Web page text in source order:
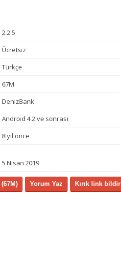
2.2.5
Ücretsiz
Türkçe
67M
DenizBank
Android 4.2 ve sonrası
8 yıl önce
5 Nisan 2019
Kırık link bildir
Yorum Yaz
(67M)